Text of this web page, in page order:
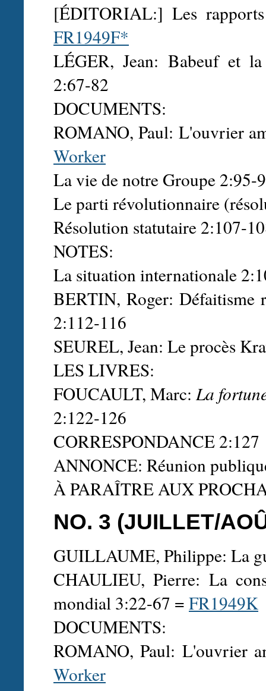
[ÉDITORIAL:] Les
FR1949F*
LÉGER, Jean: Babeuf et
2:67-82
DOCUMENTS:
ROMANO, Paul: L'ouvrier
Worker
La vie de notre Groupe
Le parti révolutionnaire
Résolution statutaire 2:107-
NOTES:
La situation internationale
BERTIN, Roger: Défaitisme
2:112-116
SEUREL, Jean: Le procès
LES LIVRES:
FOUCAULT, Marc:La
2:122-126
CORRESPONDANCE 2:127
ANNONCE: Réunion
À PARAÎTRE AUX
NO. 3 (JUILLET/
GUILLAUME, Philippe: La
CHAULIEU, Pierre: La
mondial 3:22-67 = FR1949K
DOCUMENTS:
ROMANO, Paul: L'ouvrier
Worker